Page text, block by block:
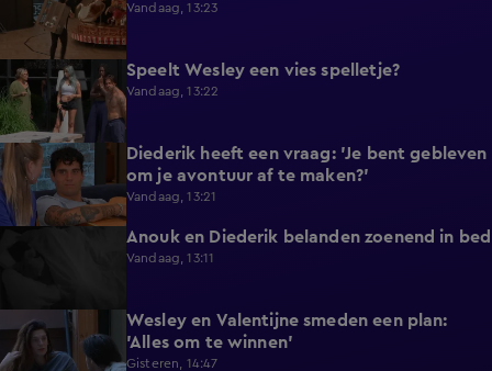
Vandaag, 13:23
0:48 Speelt Wesley een vies spelletje?
Vandaag, 13:22
0:37
Diederik heeft een vraag: 'Je bent gebleven
om je avontuur af te maken?'
Vandaag, 13:21
Anouk en Diederik belanden zoenend in bed
Vandaag, 13:11
0:26
Wesley en Valentijne smeden een plan:
'Alles om te winnen'
Gisteren, 14:47